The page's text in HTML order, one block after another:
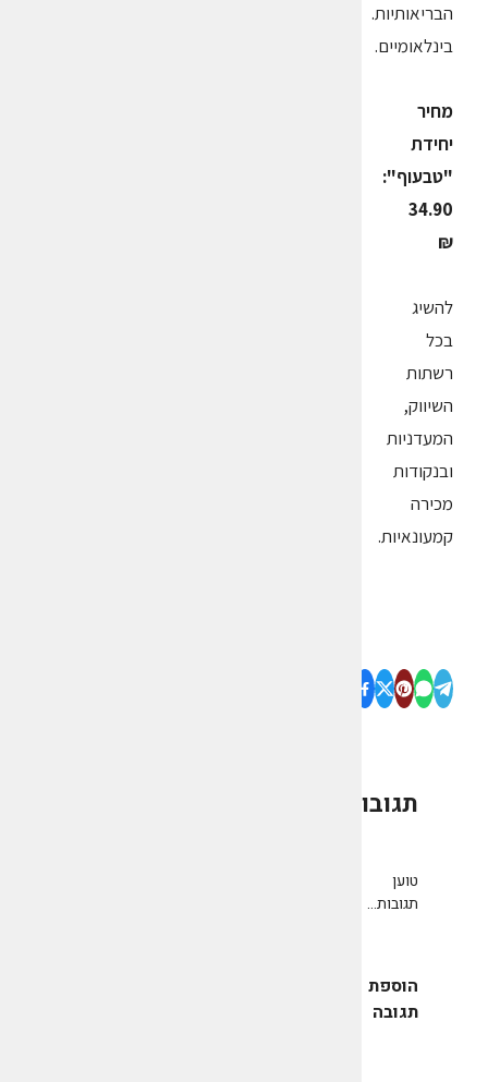
הבריאותיות.
בינלאומיים.
מחיר
יחידת
"טבעוף":
34.90
₪
להשיג
בכל
רשתות
השיווק,
המעדניות
ובנקודות
מכירה
קמעונאיות.
תגובות
טוען
תגובות...
הוספת
תגובה